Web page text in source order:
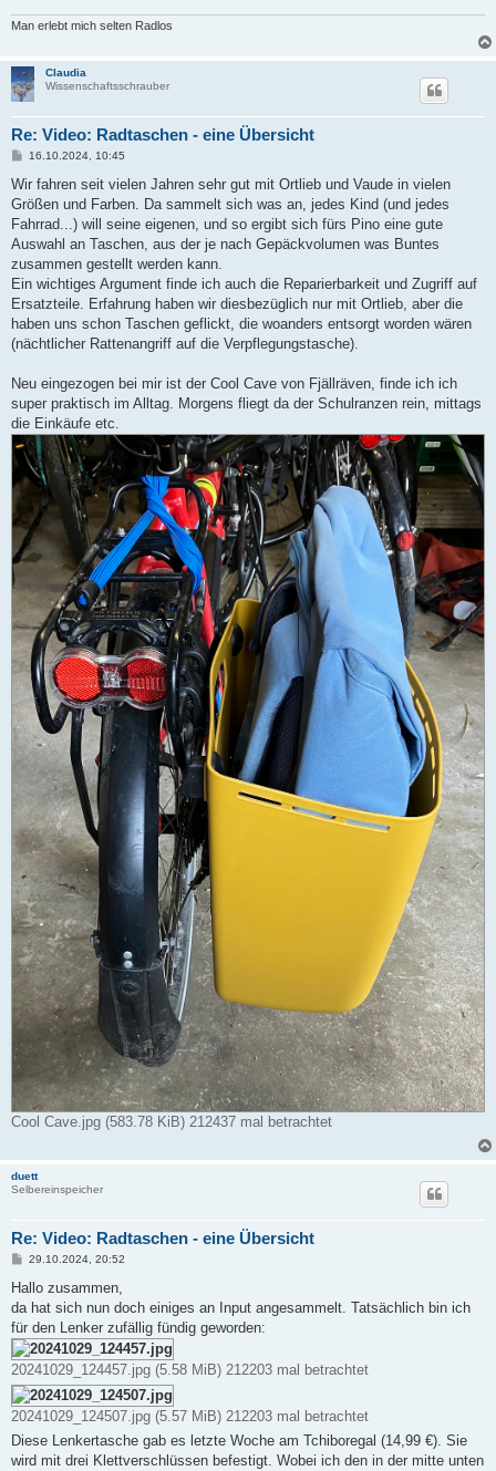
Man erlebt mich selten Radlos
Claudia
Wissenschaftsschrauber
Re: Video: Radtaschen - eine Übersicht
B
i
r
a
16.10.2024, 10:45
Wir fahren seit vielen Jahren sehr gut mit Ortlieb und Vaude in vielen
Größen und Farben. Da sammelt sich was an, jedes Kind (und jedes
Fahrrad...) will seine eigenen, und so ergibt sich fürs Pino eine gute
Auswahl an Taschen, aus der je nach Gepäckvolumen was Buntes
zusammen gestellt werden kann.
Ein wichtiges Argument finde ich auch die Reparierbarkeit und Zugriff auf
Ersatzteile. Erfahrung haben wir diesbezüglich nur mit Ortlieb, aber die
haben uns schon Taschen geflickt, die woanders entsorgt worden wären
(nächtlicher Rattenangriff auf die Verpflegungstasche).
Neu eingezogen bei mir ist der Cool Cave von Fjällräven, finde ich ich
super praktisch im Alltag. Morgens fliegt da der Schulranzen rein, mittags
die Einkäufe etc.
Cool Cave.jpg (583.78 KiB) 212437 mal betrachtet
duett
Selbereinspeicher
Re: Video: Radtaschen - eine Übersicht
B
i
r
a
g
29.10.2024, 20:52
Hallo zusammen,
da hat sich nun doch einiges an Input angesammelt. Tatsächlich bin ich
für den Lenker zufällig fündig geworden:
20241029_124457.jpg (5.58 MiB) 212203 mal betrachtet
20241029_124507.jpg (5.57 MiB) 212203 mal betrachtet
Diese Lenkertasche gab es letzte Woche am Tchiboregal (14,99 €). Sie
wird mit drei Klettverschlüssen befestigt. Wobei ich den in der mitte unten